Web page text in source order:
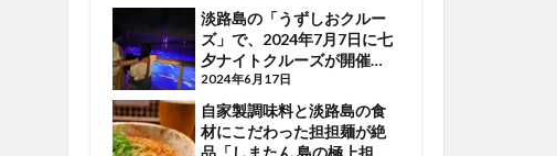
淡路島の「うずしおクルー
ズ」で、2024年7月7日に七
夕ナイトクルーズが開催
【淡路島話題】
2024年6月17日
自家製調味料と淡路島の食
材にこだわった担担麺が絶
品「しまたん 島の極上担担